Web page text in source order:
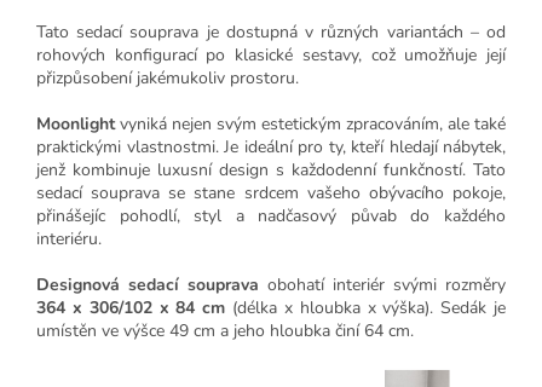
Tato sedací souprava je dostupná v různých variantách – od
rohových konfigurací po klasické sestavy, což umožňuje její
přizpůsobení jakémukoliv prostoru.
Moonlightvyniká nejen svým estetickým zpracováním, ale také
praktickými vlastnostmi. Je ideální pro ty, kteří hledají nábytek,
jenž kombinuje luxusní design s každodenní funkčností. Tato
sedací souprava se stane srdcem vašeho obývacího pokoje,
přinášejíc pohodlí, styl a nadčasový půvab do každého
interiéru.
Designová sedací souprava obohatí interiér svými rozměry
364 x 306/102 x 84 cm (délka x hloubka x výška). Sedák je
umístěn ve výšce 49 cm a jeho hloubka činí 64 cm.